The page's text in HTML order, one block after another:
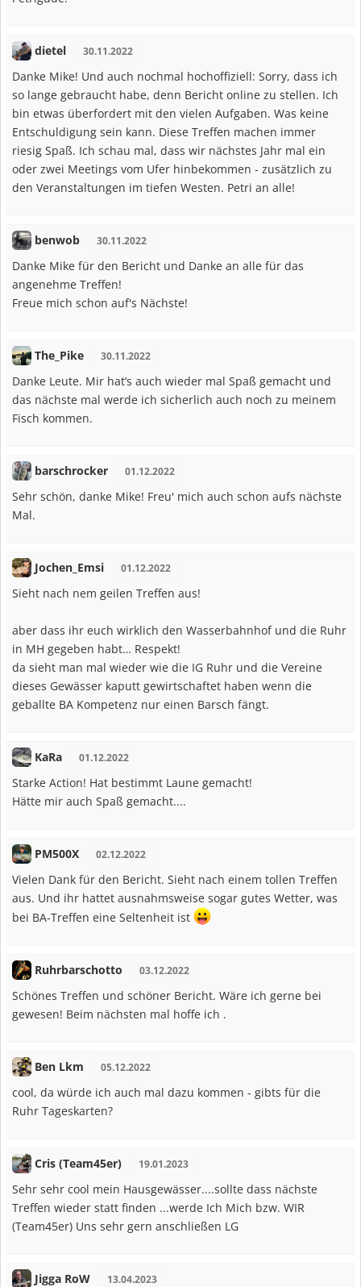
dietel 30.11.2022
Danke Mike! Und auch nochmal hochoffiziell: Sorry, dass ich
so lange gebraucht habe, denn Bericht online zu stellen. Ich
bin etwas überfordert mit den vielen Aufgaben. Was keine
Entschuldigung sein kann. Diese Treffen machen immer
riesig Spaß. Ich schau mal, dass wir nächstes Jahr mal ein
oder zwei Meetings vom Ufer hinbekommen - zusätzlich zu
den Veranstaltungen im tiefen Westen. Petri an alle!
benwob 30.11.2022
Danke Mike für den Bericht und Danke an alle für das
angenehme Treffen!
Freue mich schon auf's Nächste!
The_Pike 30.11.2022
Danke Leute. Mir hat’s auch wieder mal Spaß gemacht und
das nächste mal werde ich sicherlich auch noch zu meinem
Fisch kommen.
barschrocker 01.12.2022
Sehr schön, danke Mike! Freu' mich auch schon aufs nächste
Mal.
Jochen_Emsi 01.12.2022
Sieht nach nem geilen Treffen aus!
aber dass ihr euch wirklich den Wasserbahnhof und die Ruhr
in MH gegeben habt… Respekt!
da sieht man mal wieder wie die IG Ruhr und die Vereine
dieses Gewässer kaputt gewirtschaftet haben wenn die
geballte BA Kompetenz nur einen Barsch fängt.
KaRa 01.12.2022
Starke Action! Hat bestimmt Laune gemacht!
Hätte mir auch Spaß gemacht....
PM500X 02.12.2022
Vielen Dank für den Bericht. Sieht nach einem tollen Treffen
aus. Und ihr hattet ausnahmsweise sogar gutes Wetter, was
bei BA-Treffen eine Seltenheit ist
Ruhrbarschotto 03.12.2022
Schönes Treffen und schöner Bericht. Wäre ich gerne bei
gewesen! Beim nächsten mal hoffe ich .
Ben Lkm 05.12.2022
cool, da würde ich auch mal dazu kommen - gibts für die
Ruhr Tageskarten?
Cris (Team45er) 19.01.2023
Sehr sehr cool mein Hausgewässer....sollte dass nächste
Treffen wieder statt finden ...werde Ich Mich bzw. WIR
(Team45er) Uns sehr gern anschließen LG
Jigga RoW 13.04.2023